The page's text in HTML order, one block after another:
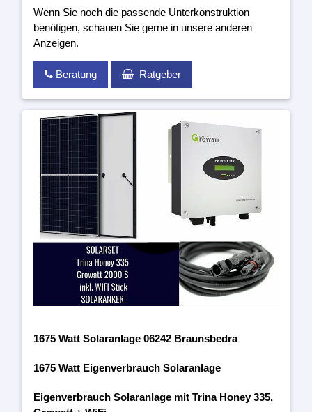
Wenn Sie noch die passende Unterkonstruktion
benötigen, schauen Sie gerne in unsere anderen
Anzeigen.
Beratung Ratgeber
1675 Watt Solaranlage 06242 Braunsbedra
1675 Watt Eigenverbrauch Solaranlage
Eigenverbrauch Solaranlage mit Trina Honey 335,